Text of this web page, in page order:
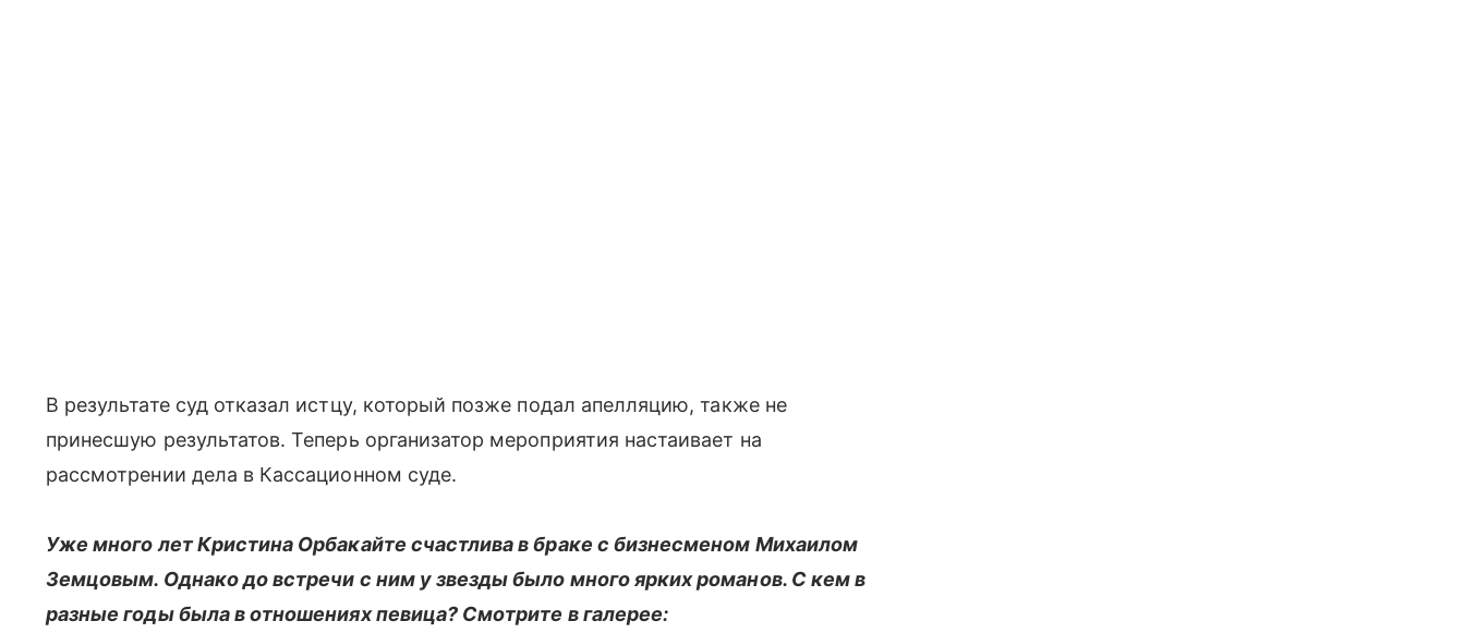
В результате суд отказал истцу, который позже подал апелляцию, также не
принесшую результатов. Теперь организатор мероприятия настаивает на
рассмотрении дела в Кассационном суде.
Уже много лет Кристина Орбакайте счастлива в браке с бизнесменом Михаилом
Земцовым. Однако до встречи с ним у звезды было много ярких романов. С кем в
разные годы была в отношениях певица? Смотрите в галерее: